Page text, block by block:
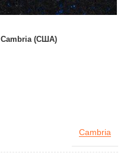
Cambria (США)
Cambria